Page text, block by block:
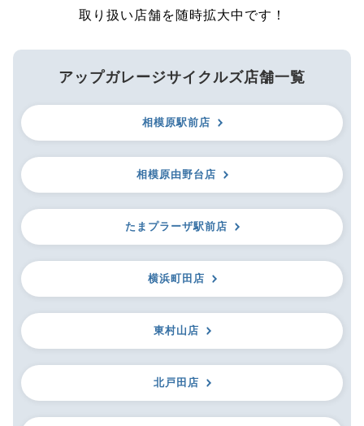
取り扱い店舗を随時拡大中です！
アップガレージサイクルズ店舗一覧
相模原駅前店
相模原由野台店
たまプラーザ駅前店
横浜町田店
東村山店
北戸田店